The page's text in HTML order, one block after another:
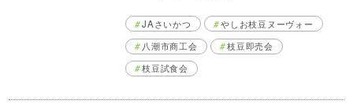
JAさいかつ
やしお枝豆ヌーヴォー
八潮市商工会
枝豆即売会
枝豆試食会